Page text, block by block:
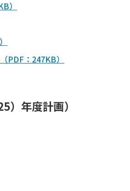
）
PDF：247KB）
）年度計画）